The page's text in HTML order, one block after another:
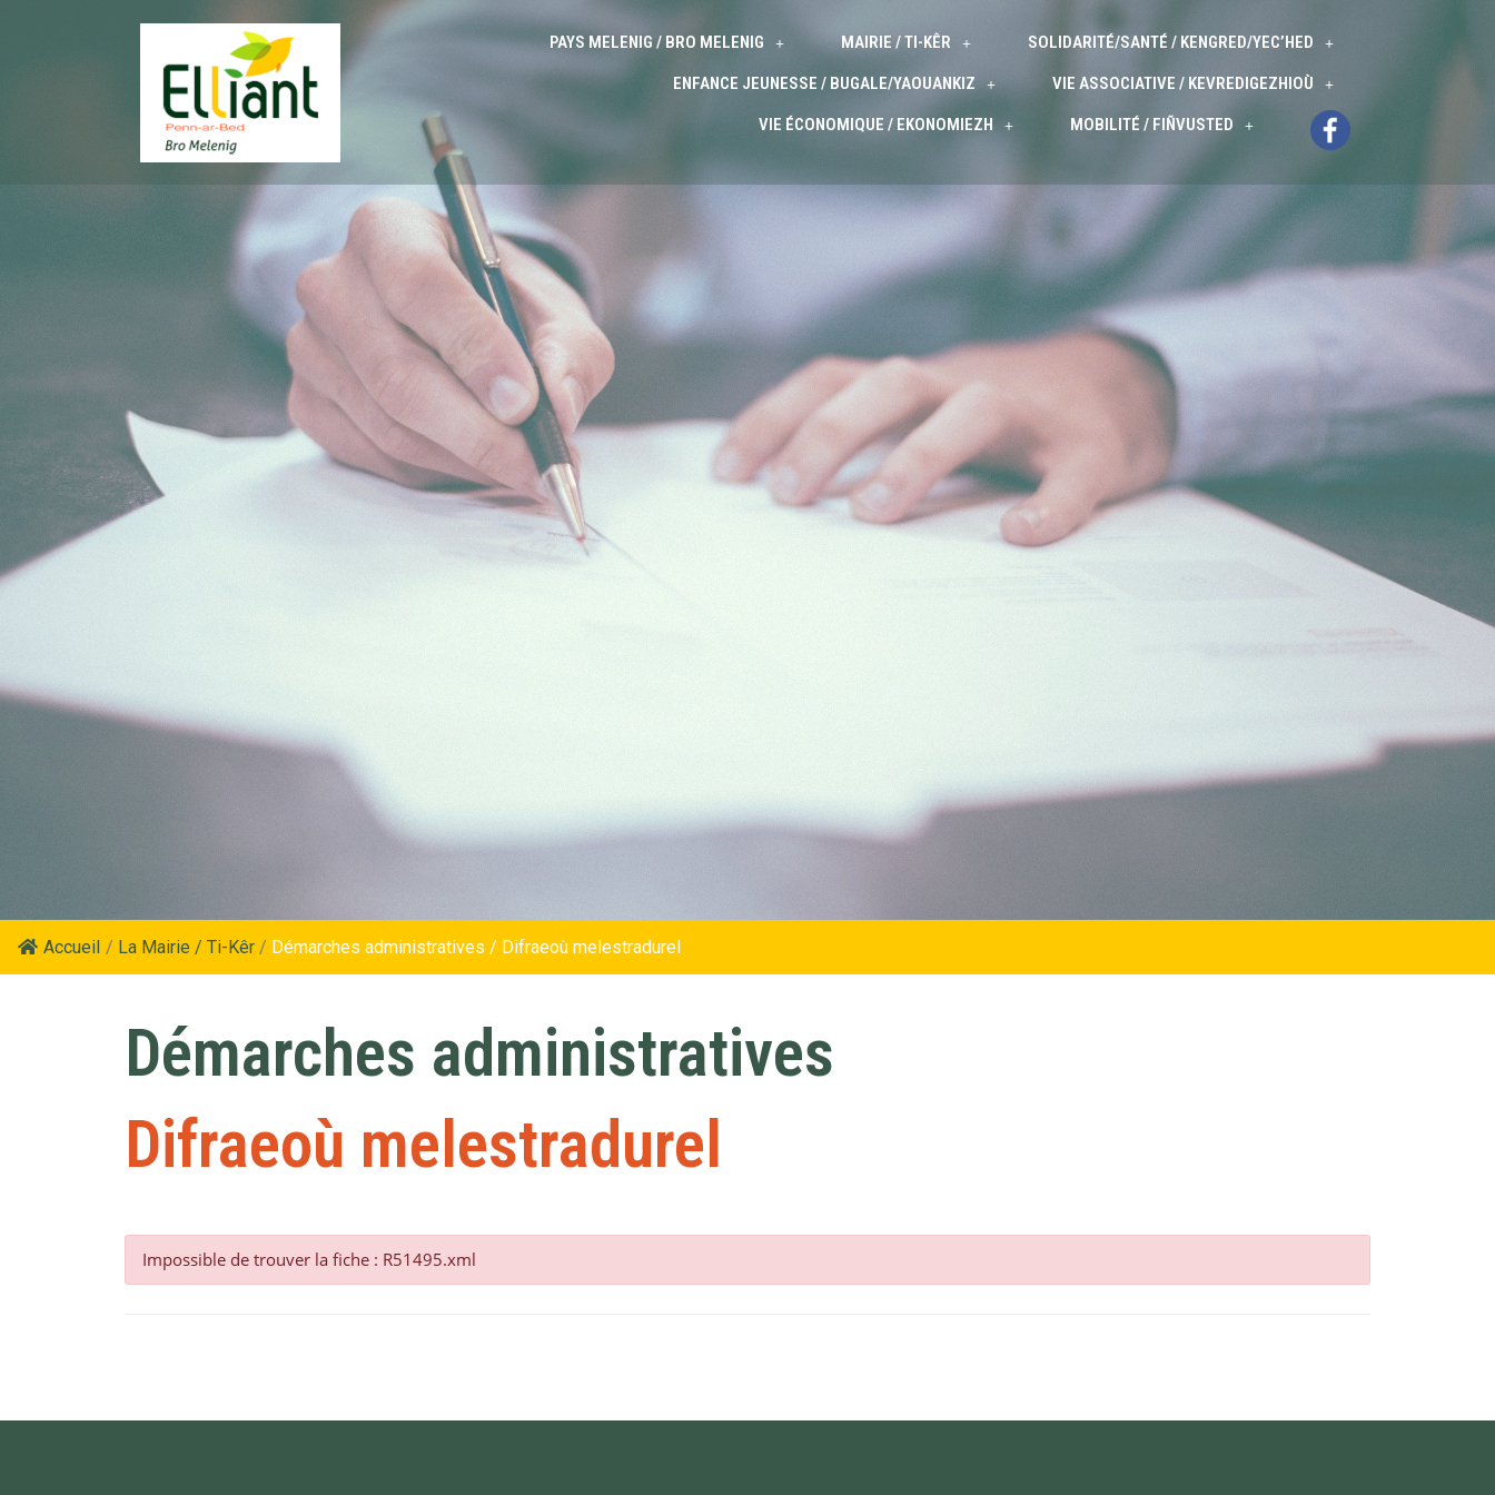
PAYS MELENIG / BRO MELENIG MAIRIE / TI-KÊR SOLIDARITÉ/SANTÉ / KENGRED/YEC’HED
ENFANCE JEUNESSE / BUGALE/YAOUANKIZ VIE ASSOCIATIVE / KEVREDIGEZHIOÙ
VIE ÉCONOMIQUE / EKONOMIEZH MOBILITÉ / FIÑVUSTED
Accueil / La Mairie / Ti-Kêr / Démarches administratives / Difraeoù melestradurel
Démarches administratives
Difraeoù melestradurel
Impossible de trouver la fiche : R51495.xml